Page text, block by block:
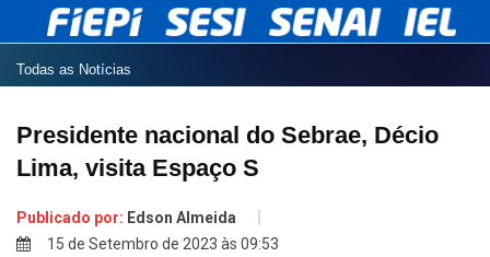
Todas as Notícias
Presidente nacional do Sebrae, Décio
Lima, visita Espaço S
Publicado por: Edson Almeida
15 de Setembro de 2023 às 09:53